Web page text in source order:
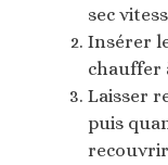
sec
Insérer
chauffer
Laisser
puis